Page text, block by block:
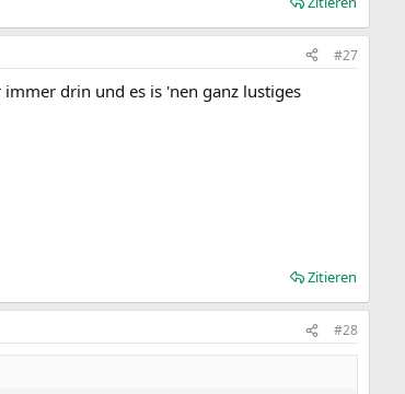
#27
drin und es is 'nen ganz lustiges
Zitieren
#28